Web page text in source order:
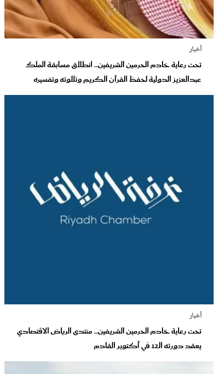
أخبار
تحت رعاية خادم الحرمين الشريفين.. انطلاق مسابقة الملك
عبدالعزيز الدولية لحفظ القرآن الكريم وتلاوته وتفسيره
أخبار
تحت رعاية خادم الحرمين الشريفين.. منتدى الرياض الاقتصادي
يعقد دورته الـ12 في أكتوبر القادم